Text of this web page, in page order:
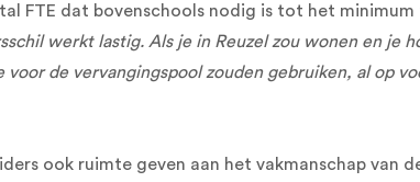
FTE dat bovenschools nodig is tot het
werkt lastig. Als je in Reuzel zou wonen en
voor de vervangingspool zouden gebruiken, al op
ook ruimte geven aan het vakmanschap